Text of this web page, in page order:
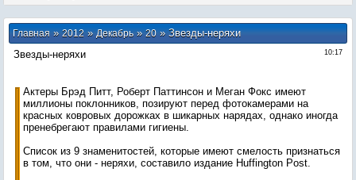
Главная»2012 » Декабрь » 20» Звезды-неряхи
10:17
Звезды-неряхи
Актеры Брэд Питт, Роберт Паттинсон и Меган Фокс имеют
миллионы поклонников, позируют перед фотокамерами на
красных ковровых дорожках в шикарных нарядах, однако иногда
пренебрегают правилами гигиены.
Список из 9 знаменитостей, которые имеют смелость признаться
в том, что они - неряхи, составило издание Huffington Post.